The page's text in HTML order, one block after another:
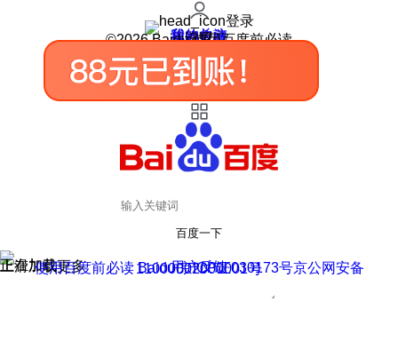
登录
我的关注
我的收藏
皮肤中心
用户反馈
设置
©2026 Baidu 使用百度前必读
百度一下
正在加载
上滑加载更多 用户反馈
使用百度前必读 Baidu 京ICP证030173号
京公网安备11000002000001号